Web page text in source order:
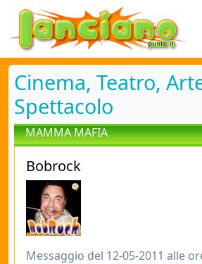
Cinema, Teatro,
Spettacolo
MAMMA MAFIA
Bobrock
Messaggio del 12-05-2011 alle